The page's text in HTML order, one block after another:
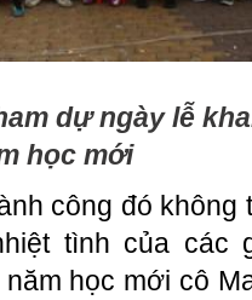
dự ngày lễ
học mới
công đó không
tình của các
học mới cô